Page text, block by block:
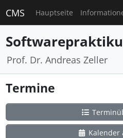
CMS Hauptseite
Prof. Dr. Andreas Zeller
Termine
Kalender